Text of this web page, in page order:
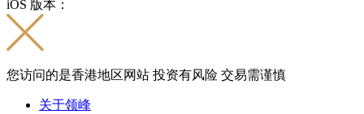
iOS 版本：
您访问的是香港地区网站 投资有风险 交易需谨慎
关于领峰